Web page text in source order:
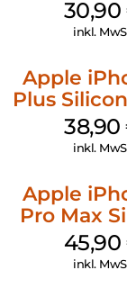
Kabel
30,90
inkl.
Apple
Plus
MagSafe
38,90
inkl.
Apple
Pro Max
Case45,90
inkl.